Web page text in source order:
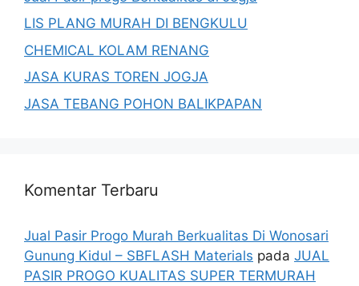
LIS PLANG MURAH DI BENGKULU
CHEMICAL KOLAM RENANG
JASA KURAS TOREN JOGJA
JASA TEBANG POHON BALIKPAPAN
Komentar Terbaru
Jual Pasir Progo Murah Berkualitas Di Wonosari
Gunung Kidul – SBFLASH Materials pada JUAL
PASIR PROGO KUALITAS SUPER TERMURAH